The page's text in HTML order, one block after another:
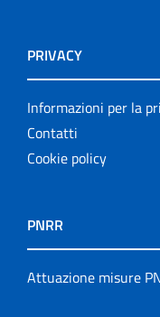
PRIVACY
Informazioni per la
Contatti
Cookie policy
PNRR
Attuazione misure